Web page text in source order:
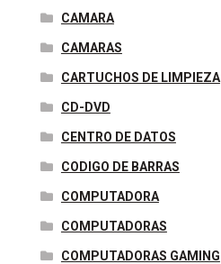
CAMARA
CAMARAS
CARTUCHOS DE LIMPIEZA
CD-DVD
CENTRO DE DATOS
CODIGO DE BARRAS
COMPUTADORA
COMPUTADORAS
COMPUTADORAS GAMING